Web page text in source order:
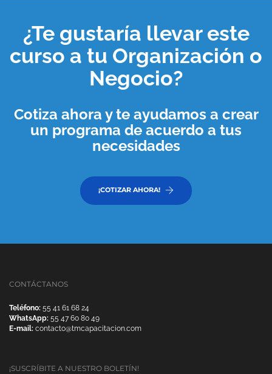
¿Te gustaría llevar este
curso a tu Organización o
Negocio?
Cotiza ahora y te ayudamos a crear
un programa de acuerdo a tus
necesidades
¡COTIZAR AHORA!
CONTÁCTANOS
Teléfono: 55 41 61 68 24
WhatsApp: 55 47 60 80 49
E-mail: contacto@tmcapacitacion.com
¡SUSCRÍBITE A NUESTRO BOLETÍN!